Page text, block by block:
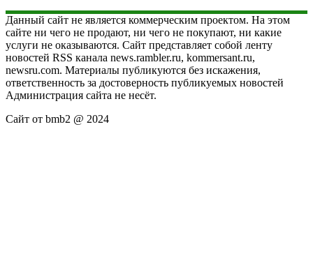
Данный сайт не является коммерческим проектом. На этом
сайте ни чего не продают, ни чего не покупают, ни какие
услуги не оказываются. Сайт представляет собой ленту
новостей RSS канала news.rambler.ru, kommersant.ru,
newsru.com. Материалы публикуются без искажения,
ответственность за достоверность публикуемых новостей
Администрация сайта не несёт.
Сайт от bmb2 @ 2024